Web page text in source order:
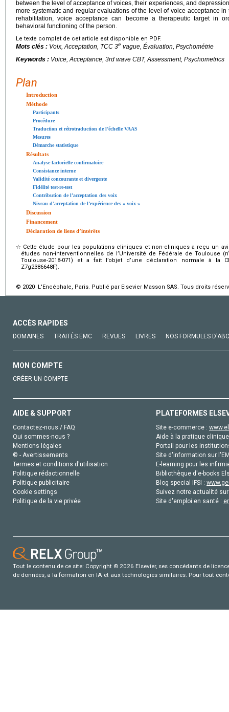
between the level of acceptance of voices, their experiences, and
more systematic and regular evaluations of the level of voice acceptance
rehabilitation, voice acceptance can become a therapeutic target in
behavioral functioning of the person.
Le texte complet de cet article est disponible en PDF.
Mots clés : Voix, Acceptation, TCC 3e vague, Évaluation, Psychométrie
Keywords : Voice, Acceptance, 3rd wave CBT, Assessment, Psychometrics
Plan
Introduction
Méthode
Participants
Procédure
Traduction et rétrotraduction de l’échelle VAAS
Mesures
Démarche statistique
Résultats
Analyse factorielle confirmatoire
Consistance interne
Validité concourante et divergente
Fidélité test-re-test
Contribution de l’acceptation des voix
Niveau d’acceptation de l’expérience des « voix »
Discussion
Financement
Déclaration de liens d’intérêts
☆ Cette étude pour les populations cliniques et non-cliniques a reçu un
études non-interventionnelles de l’Université de Fédérale de Toulouse (n
Toulouse-2018-071) et a fait l’objet d’une déclaration normale à la
Z7g2386648F).
© 2020 L'Encéphale, Paris. Publié par Elsevier Masson SAS. Tous droits
ACCÈS RAPIDES
DOMAINES TRAITÉS EMC REVUES LIVRES NOS FORMULES
MON COMPTE
CRÉER UN COMPTE
AIDE & SUPPORT
Contactez-nous / FAQ
Qui sommes-nous ?
Mentions légales
© - Avertissements
Termes et conditions d'utilisation
Politique rédactionnelle
Politique publicitaire
Cookie settings
Politique de la vie privée
PLATEFORMES
Site e-commerce :
Aide à la pratique
Portail pour les
Site d'information sur
E-learning pour les
Bibliothèque d'e-books
Blog special IFSI :
Suivez notre actualité
Site d'emploi en santé :
Tout le contenu de ce site: Copyright © 2026 Elsevier, ses concédants de
de données, a la formation en IA et aux technologies similaires. Pour tout